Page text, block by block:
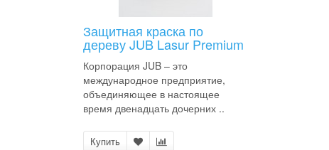
Защитная краска по
дереву JUB Lasur Premium
Корпорация JUB – это
международное предприятие,
объединяющее в настоящее
время двенадцать дочерних ..
Купить